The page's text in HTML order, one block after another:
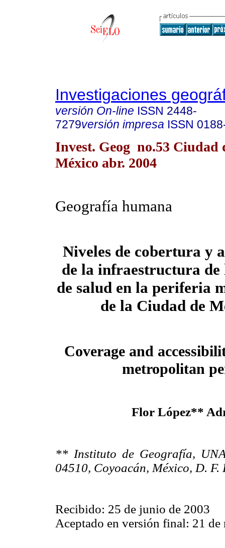
Investigaciones
versión On-line ISSN 2448-
7279versión impresa ISSN
Invest. Geog no.53 Ciudad
México abr. 2004
Geografía humana
Niveles de cobertura y
de la infraestructura de
de salud en la periferia
de la Ciudad de
Coverage and
metropolitan
Flor López**
** Instituto de Geografía,
04510, Coyoacán, México, D.
Recibido: 25 de junio de 2003
Aceptado en versión final: 21 de